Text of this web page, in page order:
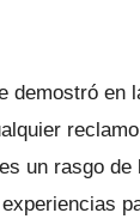
demostró en
un rasgo de